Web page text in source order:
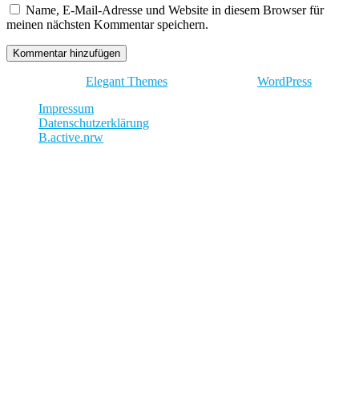
Name, E-Mail-Adresse und Website in diesem Browser für
meinen nächsten Kommentar speichern.
Elegant Themes
WordPress
Impressum
Datenschutzerklärung
B.active.nrw